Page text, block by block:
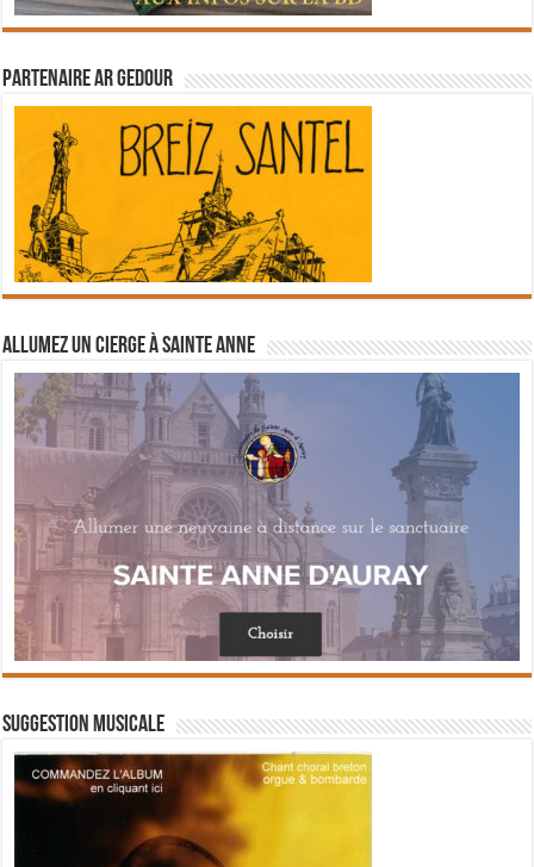
Partenaire Ar Gedour
Allumez un cierge à Sainte Anne
Suggestion musicale